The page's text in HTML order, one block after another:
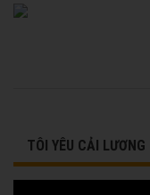
TÔI YÊU CẢI LƯƠNG